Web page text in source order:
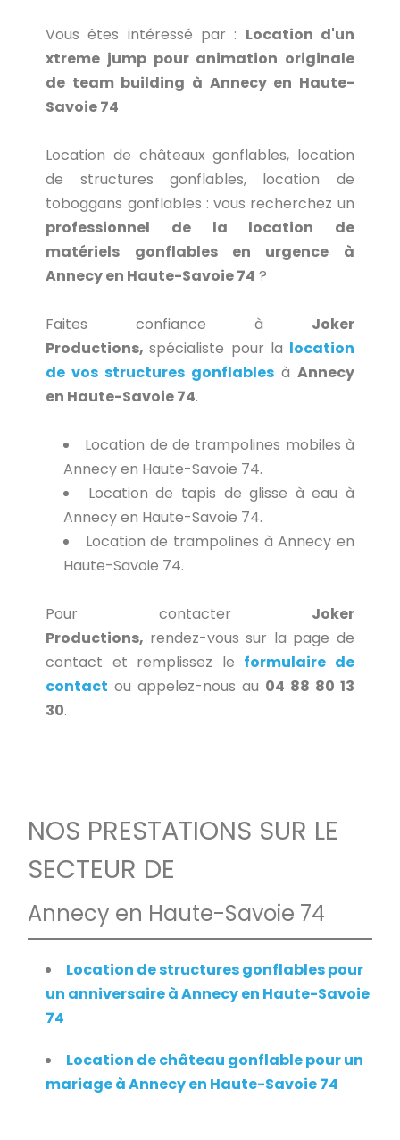
Vous êtes intéressé par : Location d'un
xtreme jump pour animation originale
de team building à Annecy en Haute-
Savoie 74
Location de châteaux gonflables, location
de structures gonflables, location de
toboggans gonflables : vous recherchez un
professionnel de la location de
matériels gonflables en urgence à
Annecy en Haute-Savoie 74 ?
Faites confiance à Joker
Productions,spécialiste pour la location
de vos structures gonflablesà Annecy
en Haute-Savoie 74.
Location de de trampolines mobiles à
Annecy en Haute-Savoie 74.
Location de tapis de glisse à eau à
Annecy en Haute-Savoie 74.
Location de trampolines à Annecy en
Haute-Savoie 74.
Pour contacter Joker
Productions, rendez-vous sur la page de
contact et remplissez le formulaire de
contact ou appelez-nous au 04 88 80 13
30.
NOS PRESTATIONS SUR LE
SECTEUR DE
Annecy en Haute-Savoie 74
Location de structures gonflables pour
un anniversaire à Annecy en Haute-Savoie
74
Location de château gonflable pour un
mariage à Annecy en Haute-Savoie 74